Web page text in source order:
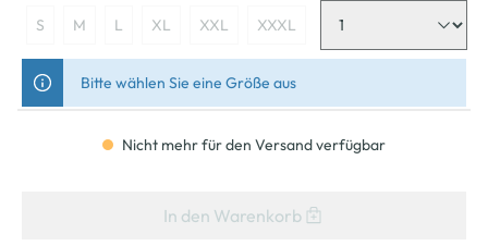
S M L XL XXL XXXL
Bitte wählen Sie eine Größe aus
Nicht mehr für den Versand verfügbar
In den Warenkorb